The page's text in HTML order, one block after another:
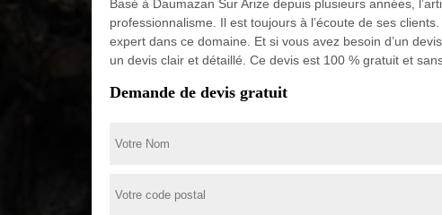
Basé à Daumazan Sur Arize depuis plusieurs années,
professionnalisme. Il est toujours à l’écoute de ses
expert dans ce domaine. Et si vous avez besoin d’un
un devis clair et détaillé. Ce devis est 100 % gratuit et
Demande de devis gratuit